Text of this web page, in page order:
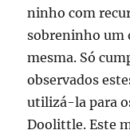
ninho com
sobreninho um
mesma. Só
observados
utilizá-la para
Doolittle. Este